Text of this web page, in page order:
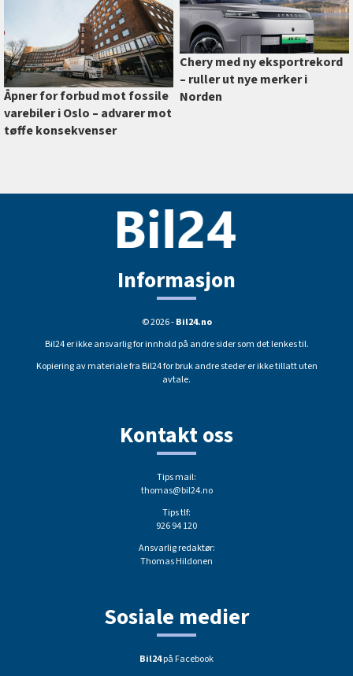
Åpner for forbud mot fossile
varebiler i Oslo –⁠ advarer mot
tøffe konsekvenser
Chery med ny eksportrekord
–⁠ ruller ut nye merker i
Norden
Informasjon
© 2026 -Bil24.no
Bil24 er ikke ansvarlig for innhold på andre sider som det lenkes til.
Kopiering av materiale fra Bil24 for bruk andre steder er ikke tillatt uten
avtale.
Kontakt oss
Tips mail:
thomas@bil24.no
Tips tlf:
926 94 120
Ansvarlig redaktør:
Thomas Hildonen
Sosiale medier
Bil24på Facebook